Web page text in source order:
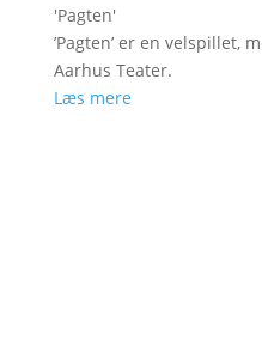
'Pagten'
’Pagten’ er en velspillet,
Aarhus Teater.
Læs mere